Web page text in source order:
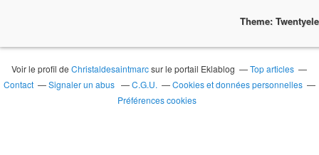
Theme:
Voir le profil deChristaldesaintmarcsur le portail Eklablog
Top articles
Contact
Signaler un abus C.G.U.
Cookies et données personnelles
Préférences cookies